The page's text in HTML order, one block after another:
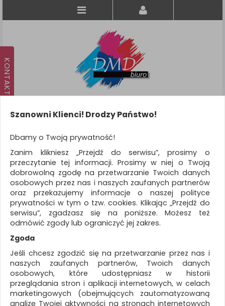
KATEGORIE
WSZYSTKIE KATEGORIE
FILTRY
Więcej
REKLAMA
AKTUALNOŚCI
Akcesoria komputerowe Mysz komputerowa
ZNALEZIONYCH PRODUKTÓW: 7
Szanowni Klienci! Drodzy Państwo!
Dbamy o Twoją prywatność!
Zanim klikniesz „Przejdź do serwisu”, prosimy o
przeczytanie tej informacji. Prosimy w niej o Twoją
dobrowolną zgodę na przetwarzanie Twoich danych
osobowych przez nas i naszych zaufanych partnerów
oraz przekazujemy informacje o naszej polityce
prywatności w tym o tzw. cookies. Klikając „Przejdź do
serwisu”, zgadzasz się na poniższe. Możesz też
odmówić zgody lub ograniczyć jej zakres.
Zgoda
Jeśli chcesz zgodzić się na przetwarzanie przez nas i
naszych zaufanych partnerów, Twoich danych
osobowych, które udostępniasz w historii
przeglądania stron i aplikacji internetowych, w celach
marketingowych (obejmujących zautomatyzowaną
analizę Twojej aktywności na stronach internetowych